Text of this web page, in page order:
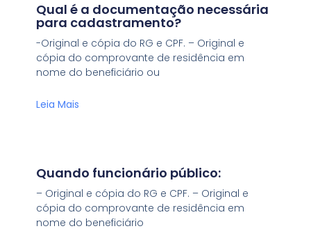
Qual é a documentação necessária
para cadastramento?
-Original e cópia do RG e CPF. – Original e
cópia do comprovante de residência em
nome do beneficiário ou
Leia Mais
Quando funcionário público:
– Original e cópia do RG e CPF. – Original e
cópia do comprovante de residência em
nome do beneficiário